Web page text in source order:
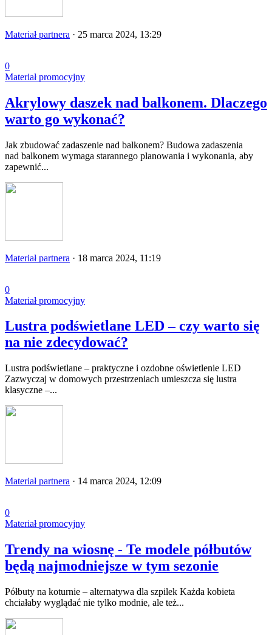
Materiał partnera · 25 marca 2024, 13:29
0
Materiał promocyjny
Akrylowy daszek nad balkonem. Dlaczego
warto go wykonać?
Jak zbudować zadaszenie nad balkonem? Budowa zadaszenia
nad balkonem wymaga starannego planowania i wykonania, aby
zapewnić...
Materiał partnera · 18 marca 2024, 11:19
0
Materiał promocyjny
Lustra podświetlane LED – czy warto się
na nie zdecydować?
Lustra podświetlane – praktyczne i ozdobne oświetlenie LED
Zazwyczaj w domowych przestrzeniach umieszcza się lustra
klasyczne –...
Materiał partnera · 14 marca 2024, 12:09
0
Materiał promocyjny
Trendy na wiosnę - Te modele półbutów
będą najmodniejsze w tym sezonie
Półbuty na koturnie – alternatywa dla szpilek Każda kobieta
chciałaby wyglądać nie tylko modnie, ale też...